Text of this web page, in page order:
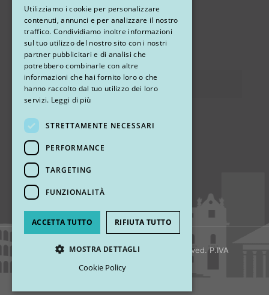
Altri studi
STUDIO MARIANETTI MED
via Sandro Pertini 26, 67051 Avezzano (AQ)
Ci trovi
© 2018 My Rhinoplasty. All Rights Reserved. P.IVA
Utilizziamo i cookie per personalizzare
contenuti, annunci e per analizzare il nostro
traffico. Condividiamo inoltre informazioni
sul tuo utilizzo del nostro sito con i nostri
partner pubblicitari e di analisi che
potrebbero combinarle con altre
informazioni che hai fornito loro o che
hanno raccolto dal tuo utilizzo dei loro
servizi. Leggi di più
STRETTAMENTE NECESSARI
PERFORMANCE
TARGETING
FUNZIONALITÀ
ACCETTA TUTTO RIFIUTA TUTTO
MOSTRA DETTAGLI
Strettamente necessari Performance
Cookie Policy